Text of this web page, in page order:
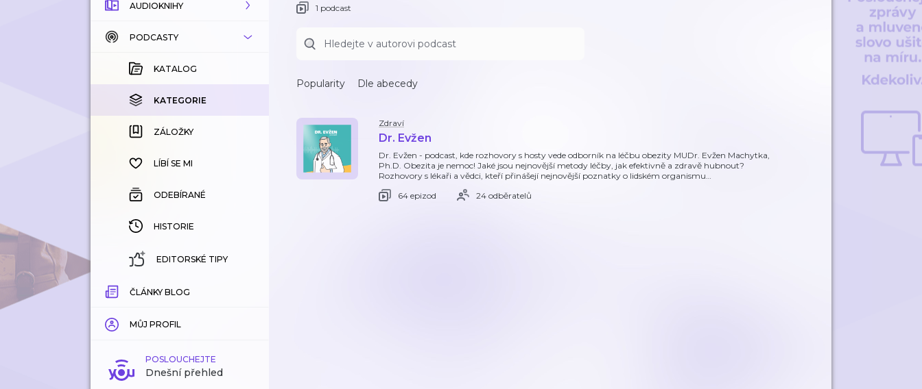
AUDIOKNIHY
KATALOG
KOUPENÉ
KATEGORIE
ZÁLOŽKY
HISTORIE
PODCASTY
KATALOG
KATEGORIE
ZÁLOŽKY
LÍBÍ SE MI
ODEBÍRANÉ
HISTORIE
EDITORSKÉ TIPY
ČLÁNKY BLOG
MŮJ PROFIL
POSLOUCHEJTE
Dnešní přehled
1 podcast
Popularity Dle abecedy
Zdraví
Dr. Evžen
Dr. Evžen - podcast, kde rozhovory s hosty vede odborník na léčbu obezity MUDr. Evžen Machytka,
Ph.D. Obezita je nemoc! Jaké jsou nejnovější metody léčby, jak efektivně a zdravě hubnout?
Rozhovory s lékaři a vědci, kteří přinášejí nejnovější poznatky o lidském organismu…
64 epizod
24 odběratelů